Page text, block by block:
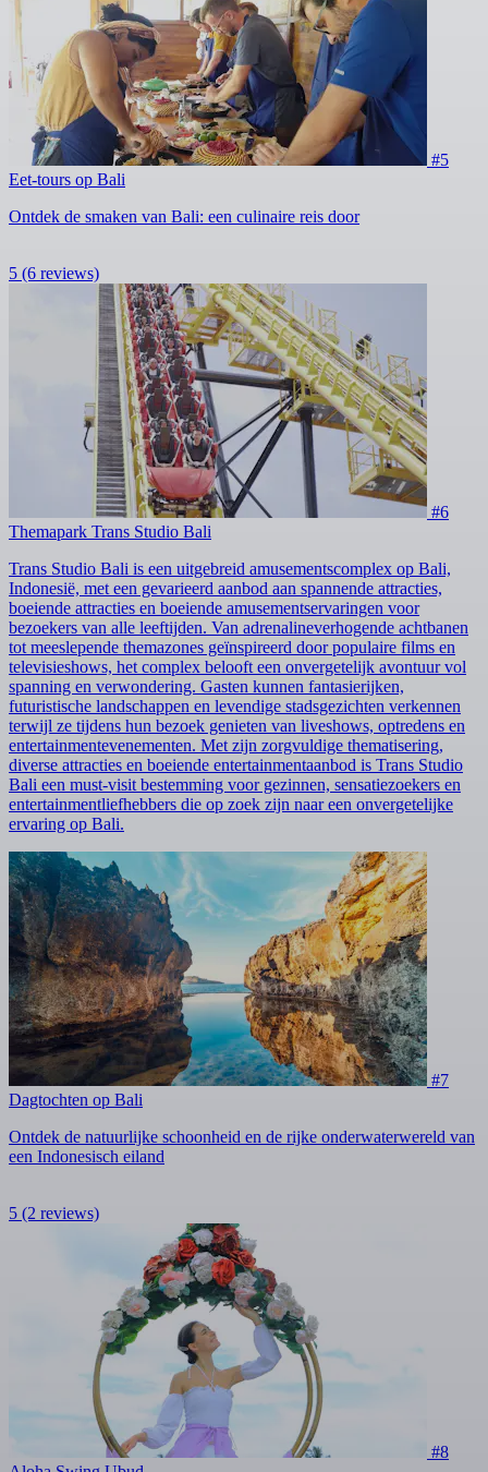
#5
Eet-tours op Bali
Ontdek de smaken van Bali: een culinaire reis door
5 (6 reviews)
#6
Themapark Trans Studio Bali
Trans Studio Bali is een uitgebreid amusementscomplex op Bali,
Indonesië, met een gevarieerd aanbod aan spannende attracties,
boeiende attracties en boeiende amusementservaringen voor
bezoekers van alle leeftijden. Van adrenalineverhogende achtbanen
tot meeslepende themazones geïnspireerd door populaire films en
televisieshows, het complex belooft een onvergetelijk avontuur vol
spanning en verwondering. Gasten kunnen fantasierijken,
futuristische landschappen en levendige stadsgezichten verkennen
terwijl ze tijdens hun bezoek genieten van liveshows, optredens en
entertainmentevenementen. Met zijn zorgvuldige thematisering,
diverse attracties en boeiende entertainmentaanbod is Trans Studio
Bali een must-visit bestemming voor gezinnen, sensatiezoekers en
entertainmentliefhebbers die op zoek zijn naar een onvergetelijke
ervaring op Bali.
#7
Dagtochten op Bali
Ontdek de natuurlijke schoonheid en de rijke onderwaterwereld van
een Indonesisch eiland
5 (2 reviews)
#8